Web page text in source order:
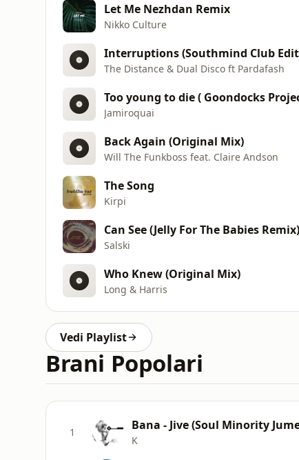
Let Me Nezhdan Remix
Nikko Culture
Interruptions (Southmind Club
The Distance & Dual Disco ft Pardafash
Too young to die ( Goondocks
Jamiroquai
Back Again (Original Mix)
Will The Funkboss feat. Claire Andson
The Song
Kirpi
Can See (Jelly For The Babies Remix)
Salski
Who Knew (Original Mix)
Long & Harris
Vedi Playlist
Brani Popolari
1 Bana - Jive (Soul Minority
K